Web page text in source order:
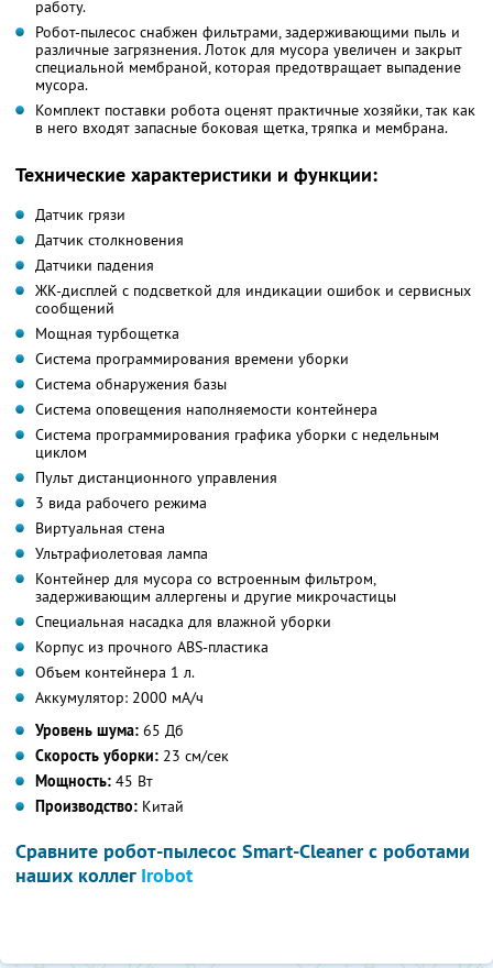
работу.
Робот-пылесос снабжен фильтрами, задерживающими пыль и
различные загрязнения. Лоток для мусора увеличен и закрыт
специальной мембраной, которая предотвращает выпадение
мусора.
Комплект поставки робота оценят практичные хозяйки, так как
в него входят запасные боковая щетка, тряпка и мембрана.
Технические характеристики и функции:
Датчик грязи
Датчик столкновения
Датчики падения
ЖК-дисплей с подсветкой для индикации ошибок и сервисных
сообщений
Мощная турбощетка
Система программирования времени уборки
Система обнаружения базы
Система оповещения наполняемости контейнера
Система программирования графика уборки с недельным
циклом
Пульт дистанционного управления
3 вида рабочего режима
Виртуальная стена
Ультрафиолетовая лампа
Контейнер для мусора со встроенным фильтром,
задерживающим аллергены и другие микрочастицы
Специальная насадка для влажной уборки
Корпус из прочного ABS-пластика
Объем контейнера 1 л.
Аккумулятор: 2000 мА/ч
Уровень шума: 65 Дб
Скорость уборки: 23 см/сек
Мощность: 45 Вт
Производство: Китай
Сравните робот-пылесос Smart-Cleaner с роботами
наших коллег Irobot